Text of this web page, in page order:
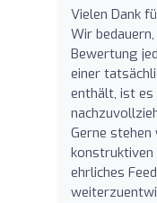
Vielen Dank
Wir
Bewertung
einer
enthält, ist es
Gerne stehen
konstruktiven
ehrliches